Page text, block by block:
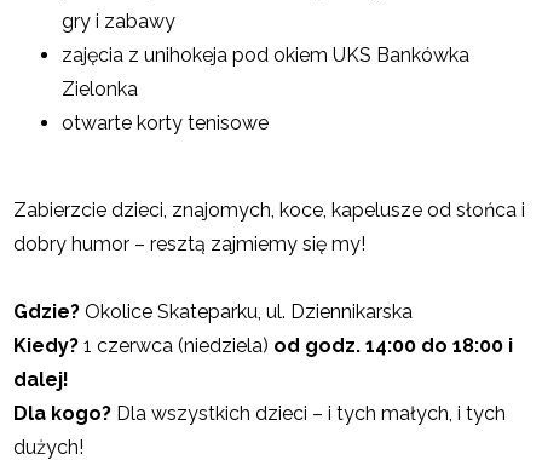
gry i zabawy
zajęcia z unihokeja pod okiem UKS Bankówka
Zielonka
otwarte korty tenisowe
Zabierzcie dzieci, znajomych, koce, kapelusze od słońca i
dobry humor – resztą zajmiemy się my!
Gdzie? Okolice Skateparku, ul. Dziennikarska
Kiedy? 1 czerwca (niedziela) od godz. 14:00 do 18:00 i
dalej!
Dla kogo? Dla wszystkich dzieci – i tych małych, i tych
dużych!